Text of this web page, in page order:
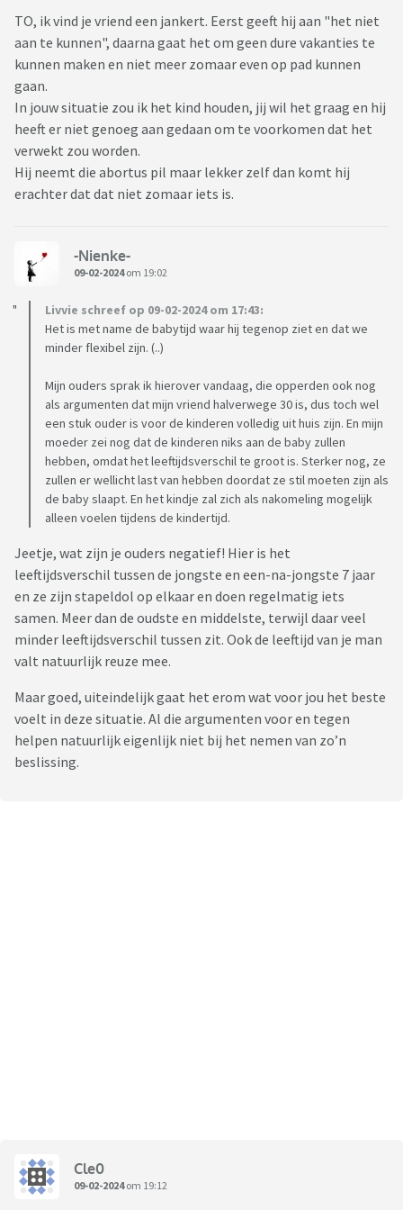
TO, ik vind je vriend een jankert. Eerst geeft hij aan "het niet
aan te kunnen", daarna gaat het om geen dure vakanties te
kunnen maken en niet meer zomaar even op pad kunnen
gaan.
In jouw situatie zou ik het kind houden, jij wil het graag en hij
heeft er niet genoeg aan gedaan om te voorkomen dat het
verwekt zou worden.
Hij neemt die abortus pil maar lekker zelf dan komt hij
erachter dat dat niet zomaar iets is.
-Nienke-
09-02-2024om 19:02
Livvie schreef op 09-02-2024 om 17:43:
Het is met name de babytijd waar hij tegenop ziet en dat we
minder flexibel zijn. (..)
Mijn ouders sprak ik hierover vandaag, die opperden ook nog
als argumenten dat mijn vriend halverwege 30 is, dus toch wel
een stuk ouder is voor de kinderen volledig uit huis zijn. En mijn
moeder zei nog dat de kinderen niks aan de baby zullen
hebben, omdat het leeftijdsverschil te groot is. Sterker nog, ze
zullen er wellicht last van hebben doordat ze stil moeten zijn als
de baby slaapt. En het kindje zal zich als nakomeling mogelijk
alleen voelen tijdens de kindertijd.
Jeetje, wat zijn je ouders negatief! Hier is het
leeftijdsverschil tussen de jongste en een-na-jongste 7 jaar
en ze zijn stapeldol op elkaar en doen regelmatig iets
samen. Meer dan de oudste en middelste, terwijl daar veel
minder leeftijdsverschil tussen zit. Ook de leeftijd van je man
valt natuurlijk reuze mee.
Maar goed, uiteindelijk gaat het erom wat voor jou het beste
voelt in deze situatie. Al die argumenten voor en tegen
helpen natuurlijk eigenlijk niet bij het nemen van zo’n
beslissing.
Cle0
09-02-2024om 19:12